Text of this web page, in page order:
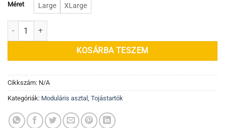
Méret Large XLarge
Moduláris asztal sarokelem mennyiség
KOSÁRBA TESZEM
Cikkszám: N/A
Kategóriák: Moduláris asztal , Tojástartók